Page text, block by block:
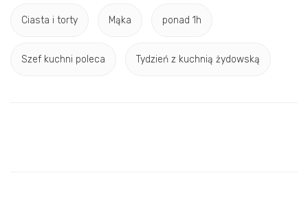
Ciasta i torty Mąka ponad 1h
Szef kuchni poleca Tydzień z kuchnią żydowską